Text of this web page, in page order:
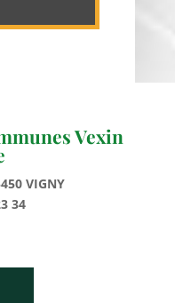
Vexin
VIGNY
34